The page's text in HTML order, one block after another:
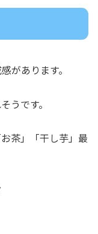
があります。
うです。
茶」「干し芋」最